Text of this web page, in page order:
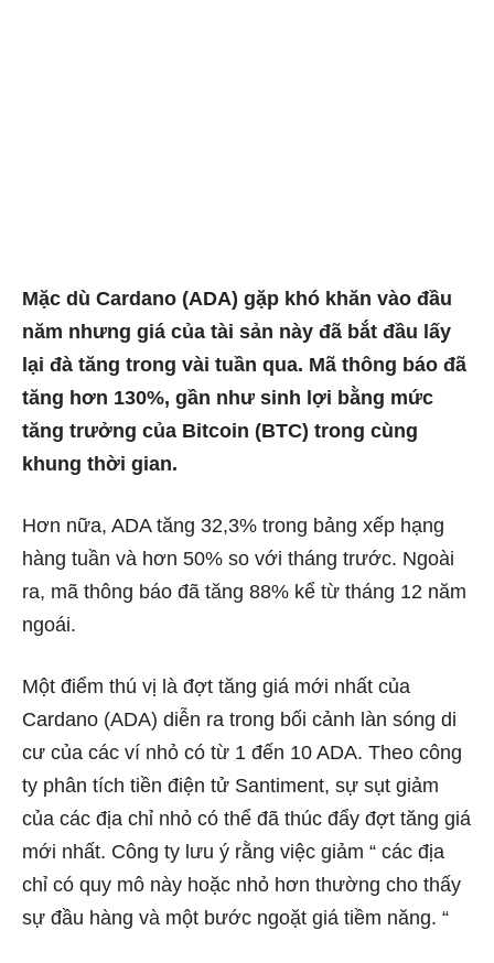
Mặc dù Cardano (ADA) gặp khó khăn vào đầu
năm nhưng giá của tài sản này đã bắt đầu lấy
lại đà tăng trong vài tuần qua. Mã thông báo đã
tăng hơn 130%, gần như sinh lợi bằng mức
tăng trưởng của Bitcoin (BTC) trong cùng
khung thời gian.
Hơn nữa, ADA tăng 32,3% trong bảng xếp hạng
hàng tuần và hơn 50% so với tháng trước. Ngoài
ra, mã thông báo đã tăng 88% kể từ tháng 12 năm
ngoái.
Một điểm thú vị là đợt tăng giá mới nhất của
Cardano (ADA) diễn ra trong bối cảnh làn sóng di
cư của các ví nhỏ có từ 1 đến 10 ADA. Theo công
ty phân tích tiền điện tử Santiment, sự sụt giảm
của các địa chỉ nhỏ có thể đã thúc đẩy đợt tăng giá
mới nhất. Công ty lưu ý rằng việc giảm “ các địa
chỉ có quy mô này hoặc nhỏ hơn thường cho thấy
sự đầu hàng và một bước ngoặt giá tiềm năng. “